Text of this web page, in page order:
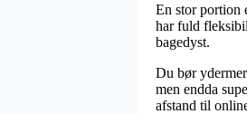
En stor portion
har fuld
bagedyst.
Du bør
men endda
afstand til